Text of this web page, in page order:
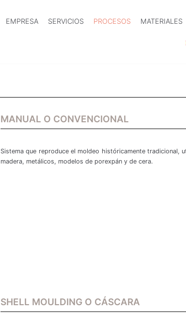
EMPRESA SERVICIOS PROCESOS MATERIALES
MANUAL O CONVENCIONAL
Sistema que reproduce el moldeo históricamente tradicional,
madera, metálicos, modelos de porexpán y de cera.
SHELL MOULDING O CÁSCARA